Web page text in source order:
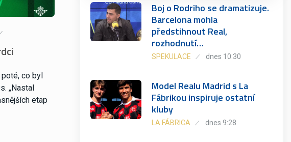
co byl
„Nastal
etap
Boj o Rodriho se dramatizuje.
Barcelona mohla
předstihnout Real,
rozhodnutí…
SPEKULACE dnes 10:30
Model Realu Madrid s La
Fábrikou inspiruje ostatní
kluby
LA FÁBRICA dnes 9:28